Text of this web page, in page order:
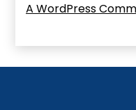
A WordPress